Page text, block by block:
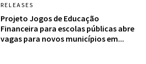
RELEASES
Projeto Jogos de Educação
Financeira para escolas públicas abre
vagas para novos municípios em...